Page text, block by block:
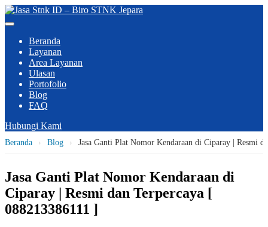
Beranda
Layanan
Area Layanan
Ulasan
Portofolio
Blog
FAQ
Hubungi Kami
Beranda › Blog › Jasa Ganti Plat Nomor Kendaraan di Ciparay | Resmi
Jasa Ganti Plat Nomor Kendaraan di
Ciparay | Resmi dan Terpercaya [
088213386111 ]